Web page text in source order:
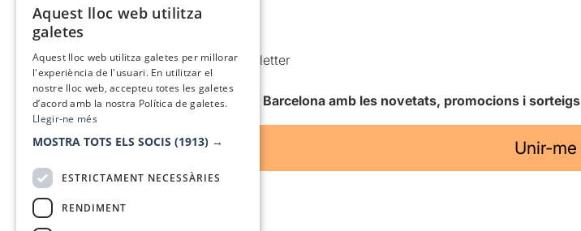
Política de cookies
Condicions d’ús
Comunicacions comercials i Newsletter
Anuncia’t
Vull rebre la newsletter de Teatre Barcelona amb les novetats, promocions i sorteigs
Unir-me
Aquest lloc web utilitza
galetes
Aquest lloc web utilitza galetes per millorar
l'experiència de l'usuari. En utilitzar el
nostre lloc web, accepteu totes les galetes
d’acord amb la nostra Política de galetes.
Llegir-ne més
MOSTRA TOTS ELS SOCIS (1913) →
ESTRICTAMENT NECESSÀRIES
RENDIMENT